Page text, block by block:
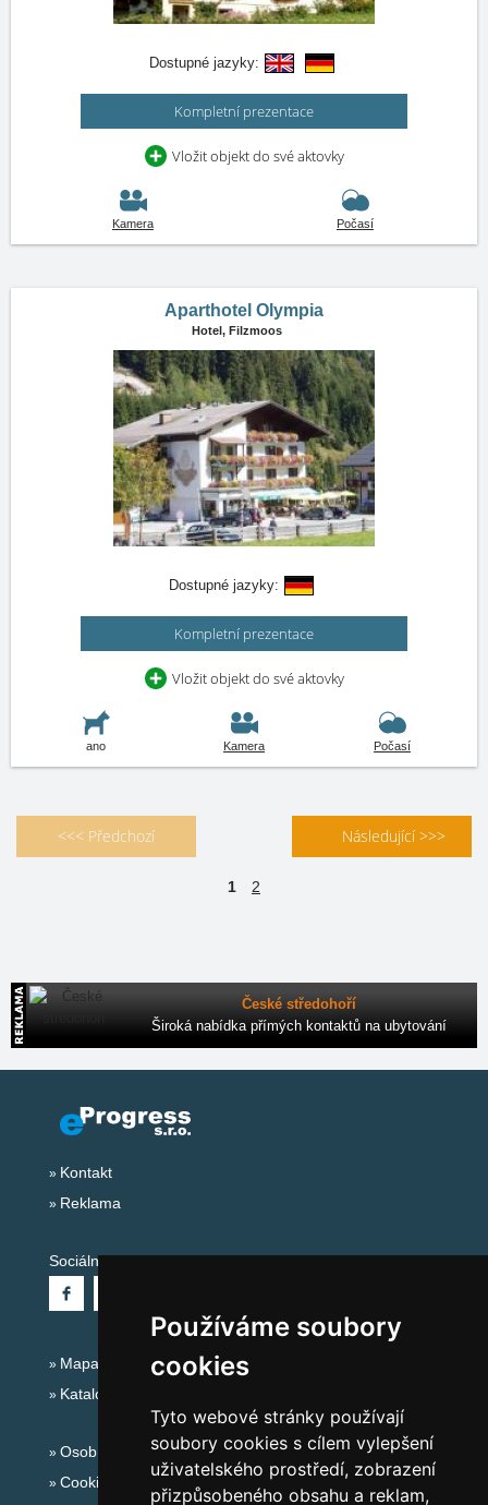
Používáme soubory
cookies
Tyto webové stránky používají
soubory cookies s cílem vylepšení
uživatelského prostředí, zobrazení
přizpůsobeného obsahu a reklam,
Dostupné jazyky:
Kompletní prezentace
Vložit objekt do své aktovky
Kamera Počasí
Aparthotel Olympia
Hotel, Filzmoos
Dostupné jazyky:
Kompletní prezentace
Vložit objekt do své aktovky
ano Kamera Počasí
<<< Předchozí Následující >>>
1 2
České středohoří
Široká nabídka přímých kontaktů na ubytování
Kontakt
Reklama
Sociální sítě:
Mapa serveru Alpy - Rakousko
Katalog ubytování
Osobní údaje
Cookies